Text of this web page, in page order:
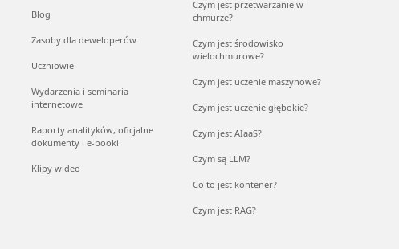
Blog
Zasoby dla deweloperów
Uczniowie
Wydarzenia i seminaria
internetowe
Raporty analityków, oficjalne
dokumenty i e-booki
Klipy wideo
Czym jest przetwarzanie w
chmurze?
Czym jest środowisko
wielochmurowe?
Czym jest uczenie maszynowe?
Czym jest uczenie głębokie?
Czym jest AIaaS?
Czym są LLM?
Co to jest kontener?
Czym jest RAG?